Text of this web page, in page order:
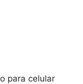
para celular